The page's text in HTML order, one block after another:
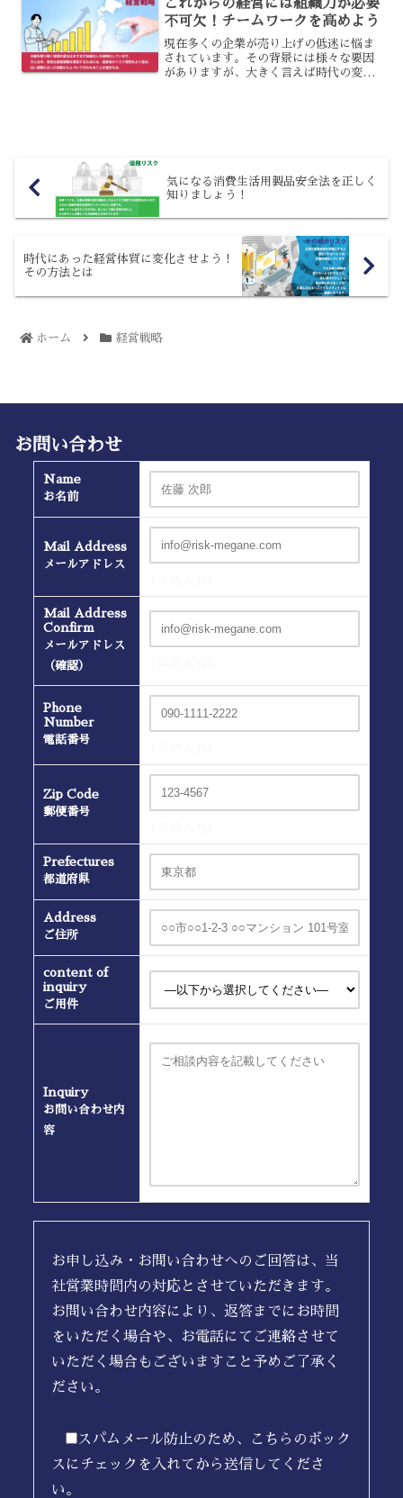
これからの経営には組織力が必要
不可欠！チームワークを高めよう
現在多くの企業が売り上げの低迷に悩ま
されています。その背景には様々な要因
がありますが、大きく言えば時代の変化
気になる消費生活用製品安全法を正しく
知りましょう！
時代にあった経営体質に変化させよう！
その方法とは
ホーム 経営戦略
お問い合わせ
Name
お名前
Mail Address
メールアドレス
Mail Address
Confirm
メールアドレス
（確認）
Phone
Number
電話番号
Zip Code
郵便番号
Prefectures
都道府県
Address
ご住所
content of
inquiry
ご用件
Inquiry
お問い合わせ内
容
お申し込み・お問い合わせへのご回答は、当
社営業時間内の対応とさせていただきます。
お問い合わせ内容により、返答までにお時間
をいただく場合や、お電話にてご連絡させて
いただく場合もございますこと予めご了承く
ださい。
スパムメール防止のため、こちらのボック
スにチェックを入れてから送信してくださ
い。